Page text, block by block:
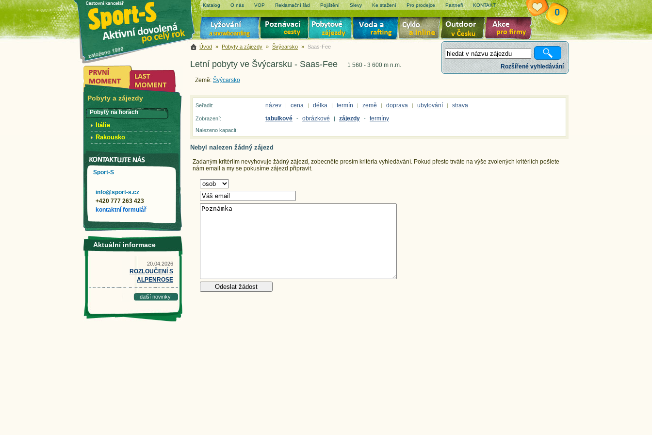
Katalog O nás VOP Reklamační řád Pojištění Slevy Ke stažení Pro prodejce Partneři KONTAKT
0
Rozšířené vyhledávání
Úvod » Pobyty a zájezdy » Švýcarsko » Saas-Fee
Letní pobyty ve Švýcarsku - Saas-Fee 1 560 - 3 600 m n.m.
Země: Švýcarsko
Seřadit: název | cena | délka | termín | země | doprava | ubytování | strava
Zobrazení: tabulkové - obrázkové | zájezdy - termíny
Nalezeno kapacit:
Nebyl nalezen žádný zájezd
Zadaným kritériím nevyhovuje žádný zájezd, zobecněte prosím kritéria vyhledávání. Pokud přesto trváte na výše zvolených kritériích pošlete
nám email a my se pokusíme zájezd připravit.
Pobyty a zájezdy
Pobyty na horách
Itálie
Rakousko
Sport-S
info@sport-s.cz
+420 777 263 423
kontaktní formulář
Aktuální informace
20.04.2026
ROZLOUČENÍ S
ALPENROSE
další novinky